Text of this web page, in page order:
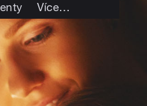
Více…